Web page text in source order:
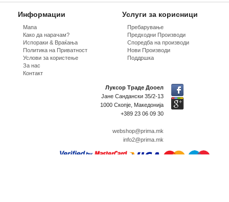
Информации
Мапа
Како да нарачам?
Испораки & Враќања
Политика на Приватност
Услови за користење
За нас
Контакт
Услуги за корисници
Пребарување
Предходни Производи
Споредба на производи
Нови Производи
Поддршка
Луксор Траде Дооел
Јане Сандански 35/2-13
1000 Скопје, Македонија
+389 23 06 09 30
webshop@prima.mk
info2@prima.mk